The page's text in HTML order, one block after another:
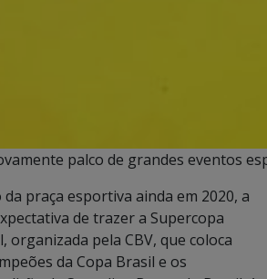
palco de grandes eventos
praça esportiva ainda em 2020, a
de trazer a Supercopa
organizada pela CBV, que coloca
da Copa Brasil e os